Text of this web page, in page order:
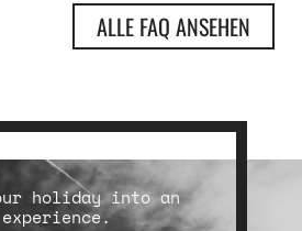
ALLE FAQ ANSEHEN
holiday into an
experience.